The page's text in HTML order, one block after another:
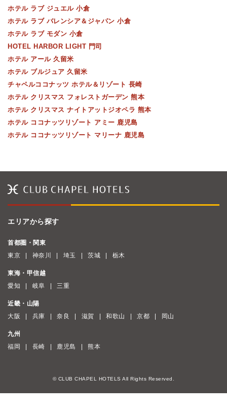
ホテル ラブ ジュエル 小倉
ホテル ラブ バレンシア＆ジャパン 小倉
ホテル ラブ モダン 小倉
HOTEL HARBOR LIGHT 門司
ホテル アール 久留米
ホテル ブルジュア 久留米
チャペルココナッツ ホテル＆リゾート 長崎
ホテル クリスマス フォレストガーデン 熊本
ホテル クリスマス ナイトアットジオペラ 熊本
ホテル ココナッツリゾート アミー 鹿児島
ホテル ココナッツリゾート マリーナ 鹿児島
エリアから探す
首都圏・関東
東京
神奈川 埼玉 茨城 栃木
東海・甲信越
愛知
岐阜 三重
近畿・山陽
大阪
兵庫 奈良 滋賀 和歌山 京都 岡山
九州
福岡
長崎 鹿児島 熊本
© CLUB CHAPEL HOTELS All Rights Reserved.